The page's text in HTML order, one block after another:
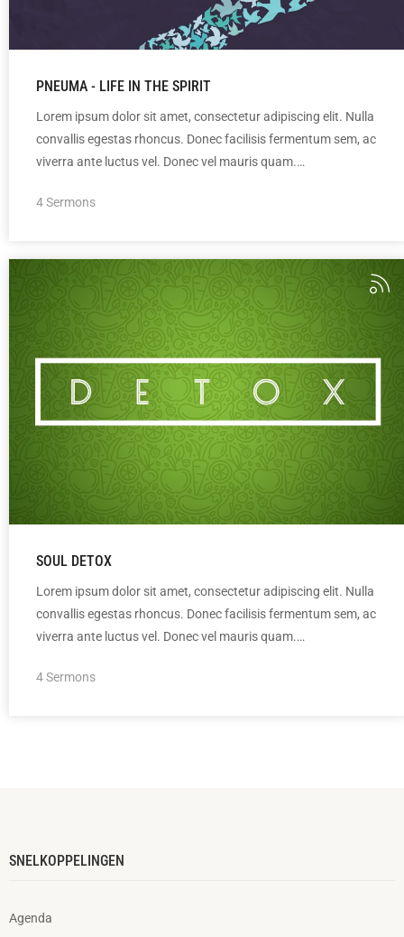
PNEUMA - LIFE IN THE SPIRIT
Lorem ipsum dolor sit amet, consectetur adipiscing elit. Nulla
convallis egestas rhoncus. Donec facilisis fermentum sem, ac
viverra ante luctus vel. Donec vel mauris quam.…
4 Sermons
SOUL DETOX
Lorem ipsum dolor sit amet, consectetur adipiscing elit. Nulla
convallis egestas rhoncus. Donec facilisis fermentum sem, ac
viverra ante luctus vel. Donec vel mauris quam.…
4 Sermons
SNELKOPPELINGEN
Agenda